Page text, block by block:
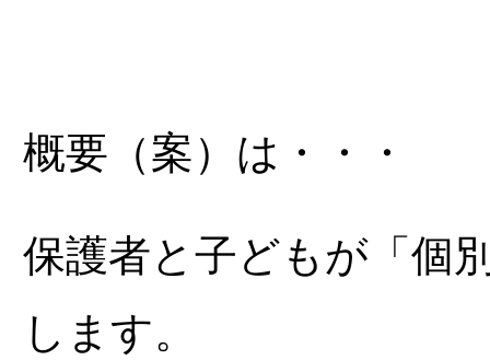
概要（案）は・・・
保護者と子どもが「個
します。